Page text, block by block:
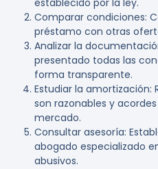
establecido por la ley.
Comparar condiciones:
préstamo con otras
Analizar la
presentado todas las
forma transparente.
Estudiar la amortización:
son razonables y
mercado.
Consultar asesoría:
abogado especializado
abusivos.